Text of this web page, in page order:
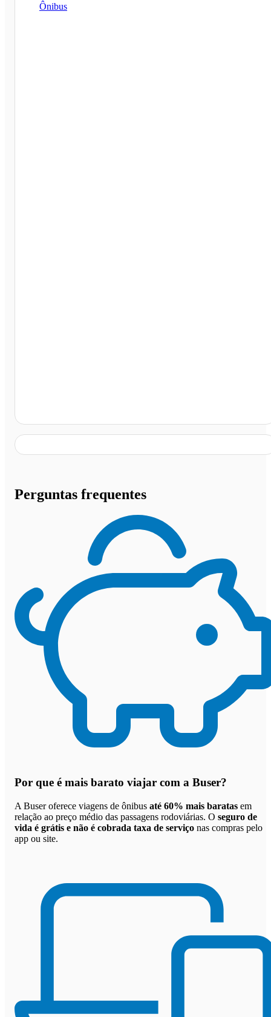
Ônibus
Perguntas frequentes
Por que é mais barato viajar com a Buser?
A Buser oferece viagens de ônibus até 60% mais baratas em
relação ao preço médio das passagens rodoviárias. O seguro de
vida é grátis e não é cobrada taxa de serviço nas compras pelo
app ou site.